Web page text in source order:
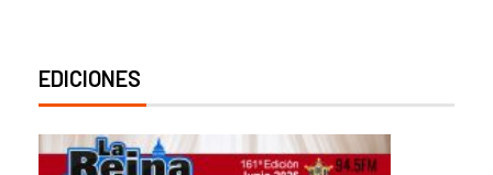
EDICIONES